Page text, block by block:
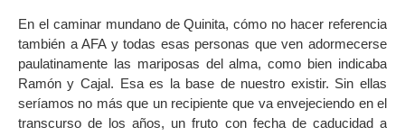
En el caminar mundano de Quinita, cómo no hacer referencia
también a AFA y todas esas personas que ven adormecerse
paulatinamente las mariposas del alma, como bien indicaba
Ramón y Cajal. Esa es la base de nuestro existir. Sin ellas
seríamos no más que un recipiente que va envejeciendo en el
transcurso de los años, un fruto con fecha de caducidad a